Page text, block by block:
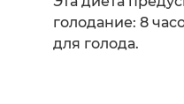
голодание: 8
для голода.